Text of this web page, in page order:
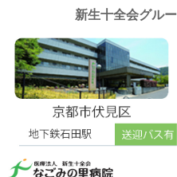
新生十全会グル